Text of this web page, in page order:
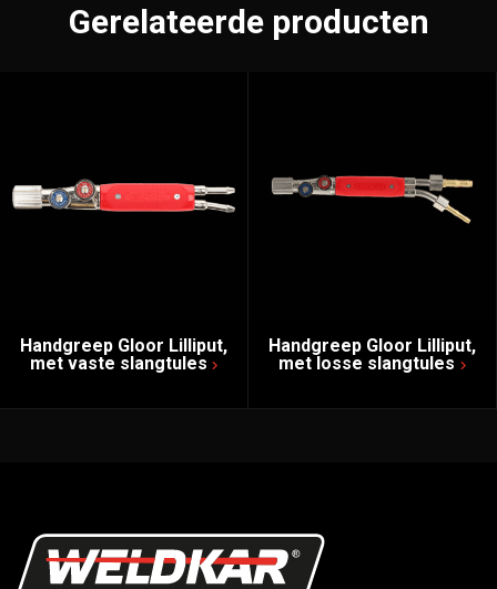
Gerelateerde producten
Handgreep Gloor Lilliput,
met vaste slangtules
Handgreep Gloor Lilliput,
met losse slangtules